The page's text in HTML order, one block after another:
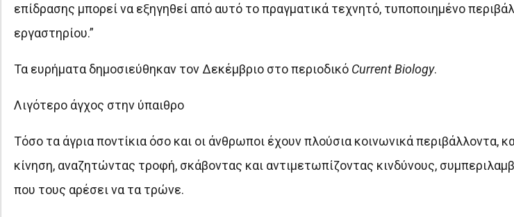
επίδρασης μπορεί να εξηγηθεί από αυτό το πραγματικά τεχνητό, τυποποιημένο
εργαστηρίου.”
Τα ευρήματα δημοσιεύθηκαν τον Δεκέμβριο στο περιοδικό Current Biology.
Λιγότερο άγχος στην ύπαιθρο
Τόσο τα άγρια ποντίκια όσο και οι άνθρωποι έχουν πλούσια κοινωνικά περιβάλλοντα,
κίνηση, αναζητώντας τροφή, σκάβοντας και αντιμετωπίζοντας κινδύνους,
που τους αρέσει να τα τρώνε.